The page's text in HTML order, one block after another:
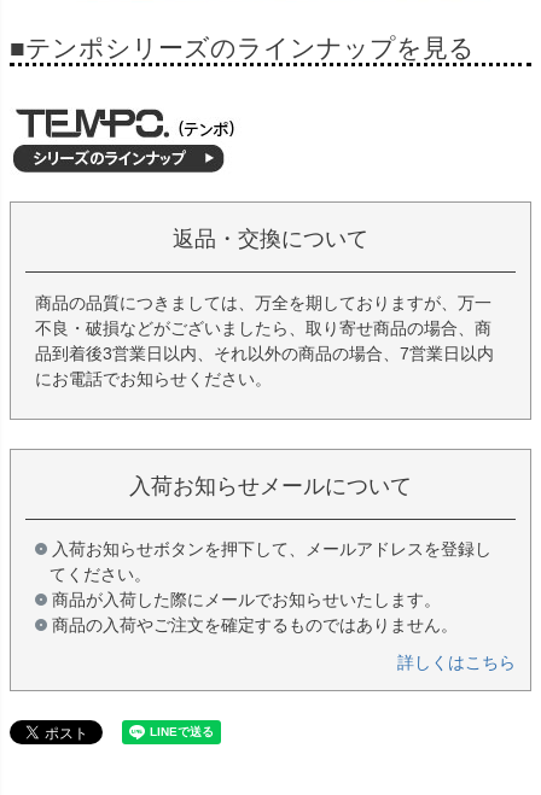
■テンポシリーズのラインナップを見る
返品・交換について
商品の品質につきましては、万全を期しておりますが、万一
不良・破損などがございましたら、取り寄せ商品の場合、商
品到着後3営業日以内、それ以外の商品の場合、7営業日以内
にお電話でお知らせください。
入荷お知らせメールについて
入荷お知らせボタンを押下して、メールアドレスを登録し
てください。
商品が入荷した際にメールでお知らせいたします。
商品の入荷やご注文を確定するものではありません。
詳しくはこちら